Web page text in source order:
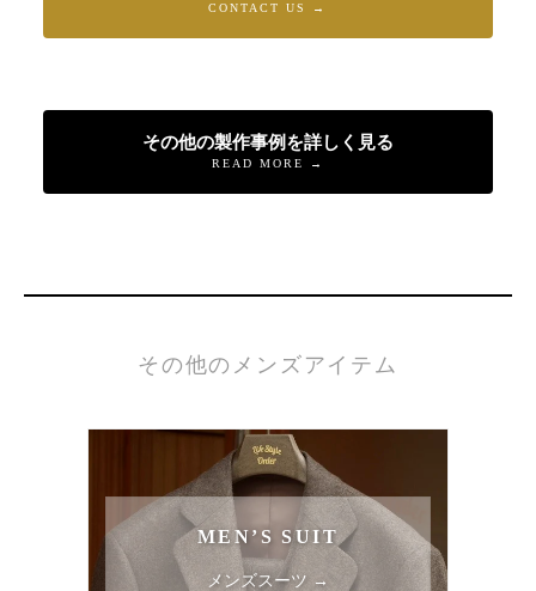
CONTACT US →
その他の製作事例を詳しく見る
READ MORE →
その他のメンズアイテム
MEN’S SUIT
メンズスーツ →